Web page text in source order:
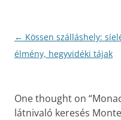
Bejegyzés
navigáció
← Kössen szálláshely:
élmény, hegyvidéki tájak
One thought on “
látnivaló keresés